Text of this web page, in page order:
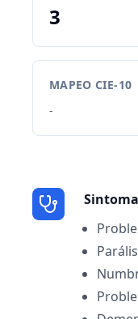
3
MAPEO CIE-10
-